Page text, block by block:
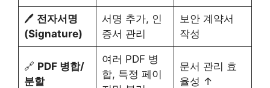
🖊️ 전자서명
(Signature)
서명 추가, 인
증서 관리
보안 계약서
작성
🔗 PDF 병합/
분할
여러 PDF 병
합, 특정 페이
문서 관리 효
율성 ↑